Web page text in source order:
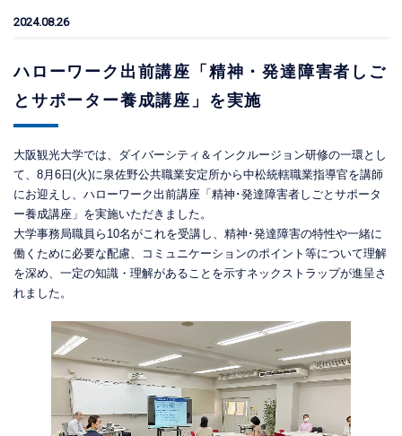
2024.08.26
ハローワーク出前講座「精神・発達障害者しご
とサポーター養成講座」を実施
大阪観光大学では、ダイバーシティ＆インクルージョン研修の一環とし
て、8月6日(火)に泉佐野公共職業安定所から中松統轄職業指導官を講師
にお迎えし、ハローワーク出前講座「精神･発達障害者しごとサポータ
ー養成講座」を実施いただきました。
大学事務局職員ら10名がこれを受講し、精神･発達障害の特性や一緒に
働くために必要な配慮、コミュニケーションのポイント等について理解
を深め、一定の知識・理解があることを示すネックストラップが進呈さ
れました。